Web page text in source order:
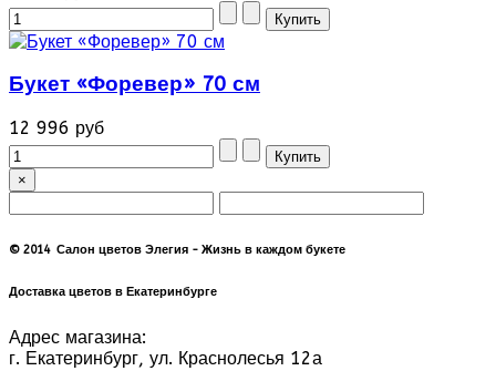
Букет «Форевер» 70 см
12 996 руб
×
© 2014 Салон цветов Элегия - Жизнь в каждом букете
Доставка цветов в Екатеринбурге
Адрес магазина:
г. Екатеринбург, ул. Краснолесья 12а